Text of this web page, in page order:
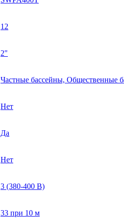
12
2"
Частные бассейны, Общественные
Нет
Да
Нет
3 (380-400 В)
33 при 10 м